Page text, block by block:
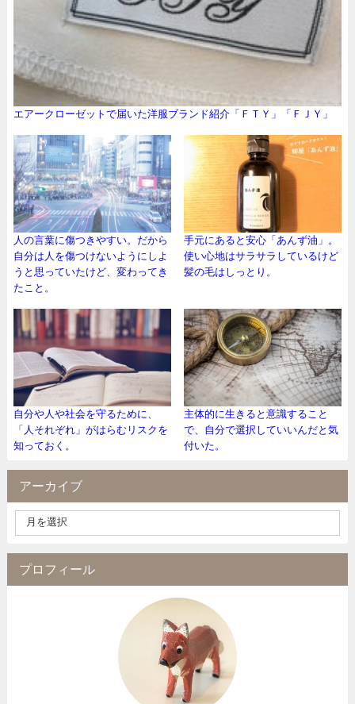
エアークローゼットで届いた洋服ブランド紹介「ＦＴＹ」「ＦＪＹ」
人の言葉に傷つきやすい。だから
自分は人を傷つけないようにしよ
うと思っていたけど、変わってき
たこと。
手元にあると安心「あんず油」。
使い心地はサラサラしているけど
髪の毛はしっとり。
自分や人や社会を守るために、
「人それぞれ」がはらむリスクを
知っておく。
主体的に生きると意識すること
で、自分で選択していいんだと気
付いた。
アーカイブ
プロフィール